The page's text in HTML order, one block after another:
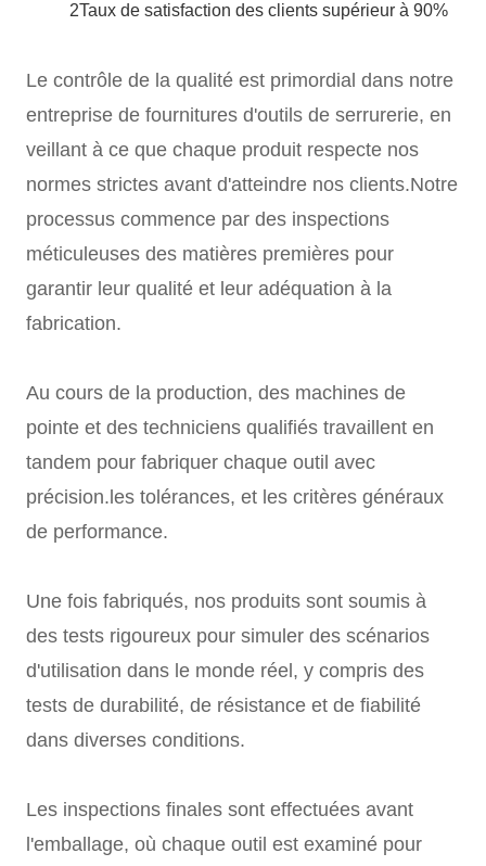
2Taux de satisfaction des clients supérieur à 90%
Le contrôle de la qualité est primordial dans notre
entreprise de fournitures d'outils de serrurerie, en
veillant à ce que chaque produit respecte nos
normes strictes avant d'atteindre nos clients.Notre
processus commence par des inspections
méticuleuses des matières premières pour
garantir leur qualité et leur adéquation à la
fabrication.
Au cours de la production, des machines de
pointe et des techniciens qualifiés travaillent en
tandem pour fabriquer chaque outil avec
précision.les tolérances, et les critères généraux
de performance.
Une fois fabriqués, nos produits sont soumis à
des tests rigoureux pour simuler des scénarios
d'utilisation dans le monde réel, y compris des
tests de durabilité, de résistance et de fiabilité
dans diverses conditions.
Les inspections finales sont effectuées avant
l'emballage, où chaque outil est examiné pour